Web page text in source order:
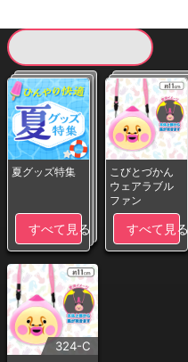
夏グッズ特集
すべて見る
こびとづかん
ウェアラブル
ファン
すべて見る
324-C